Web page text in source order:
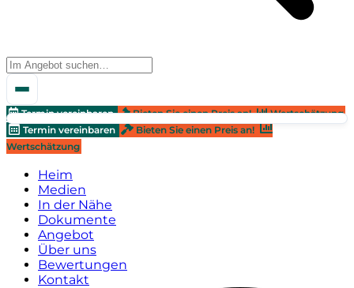
Termin vereinbaren Bieten Sie einen Preis an!
Wertschätzung
Termin vereinbaren
Bieten Sie einen Preis an!
Wertschätzung
Heim
Medien
In der Nähe
Dokumente
Angebot
Über uns
Bewertungen
Kontakt